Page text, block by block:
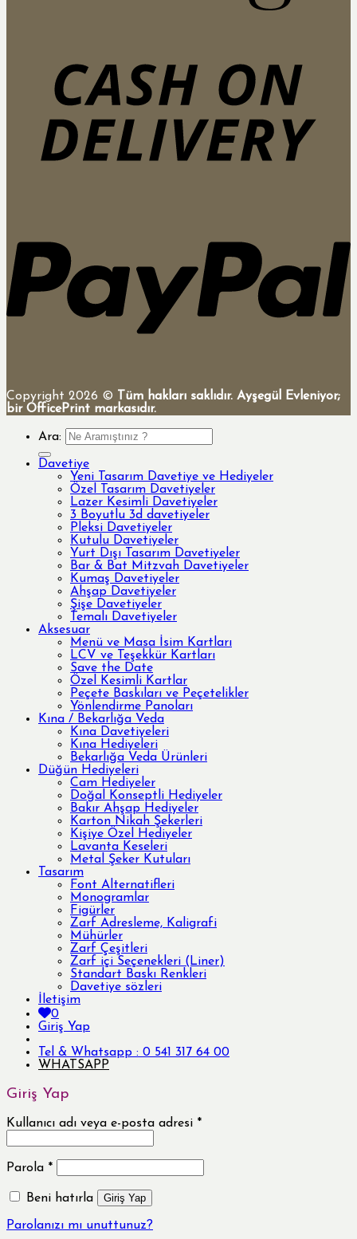
Copyright 2026 © Tüm hakları saklıdır. Ayşegül Evleniyor;
bir OfficePrint markasıdır.
Ara:
Davetiye
Yeni Tasarım Davetiye ve Hediyeler
Özel Tasarım Davetiyeler
Lazer Kesimli Davetiyeler
3 Boyutlu 3d davetiyeler
Pleksi Davetiyeler
Kutulu Davetiyeler
Yurt Dışı Tasarım Davetiyeler
Bar & Bat Mitzvah Davetiyeler
Kumaş Davetiyeler
Ahşap Davetiyeler
Şişe Davetiyeler
Temalı Davetiyeler
Aksesuar
Menü ve Masa İsim Kartları
LCV ve Teşekkür Kartları
Save the Date
Özel Kesimli Kartlar
Peçete Baskıları ve Peçetelikler
Yönlendirme Panoları
Kına / Bekarlığa Veda
Kına Davetiyeleri
Kına Hediyeleri
Bekarlığa Veda Ürünleri
Düğün Hediyeleri
Cam Hediyeler
Doğal Konseptli Hediyeler
Bakır Ahşap Hediyeler
Karton Nikah Şekerleri
Kişiye Özel Hediyeler
Lavanta Keseleri
Metal Şeker Kutuları
Tasarım
Font Alternatifleri
Monogramlar
Figürler
Zarf Adresleme, Kaligrafi
Mühürler
Zarf Çeşitleri
Zarf içi Seçenekleri (Liner)
Standart Baskı Renkleri
Davetiye sözleri
İletişim
0
Giriş Yap
Tel & Whatsapp : 0 541 317 64 00
WHATSAPP
Giriş Yap
Kullanıcı adı veya e-posta adresi *
Parola *
Beni hatırla Giriş Yap
Parolanızı mı unuttunuz?